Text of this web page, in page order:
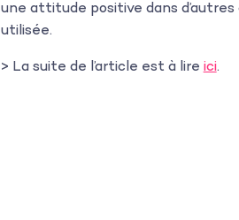
une attitude positive dans
utilisée.
> La suite de l’article est à lireici.